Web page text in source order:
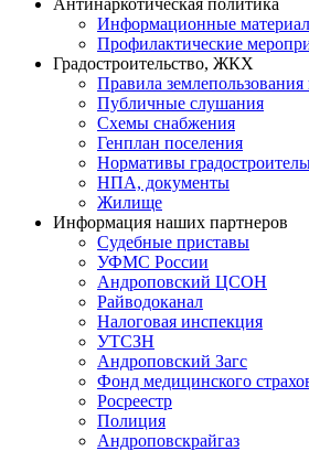
Антинаркотическая политика
Информационные
Профилактические
Градостроительство, ЖКХ
Правила землепользования
Публичные слушания
Схемы снабжения
Генплан поселения
Нормативы
НПА, документы
Жилище
Информация наших партнеров
Судебные приставы
УФМС России
Андроповский ЦСОН
Райводоканал
Налоговая инспекция
УТСЗН
Андроповский Загс
Фонд медицинского
Росреестр
Полиция
Андроповскрайгаз